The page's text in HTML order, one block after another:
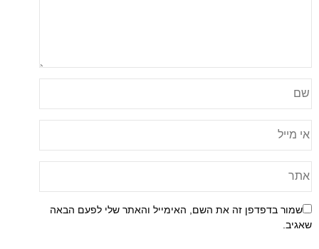
זה את השם, האימייל והאתר שלי לפעם הבאה